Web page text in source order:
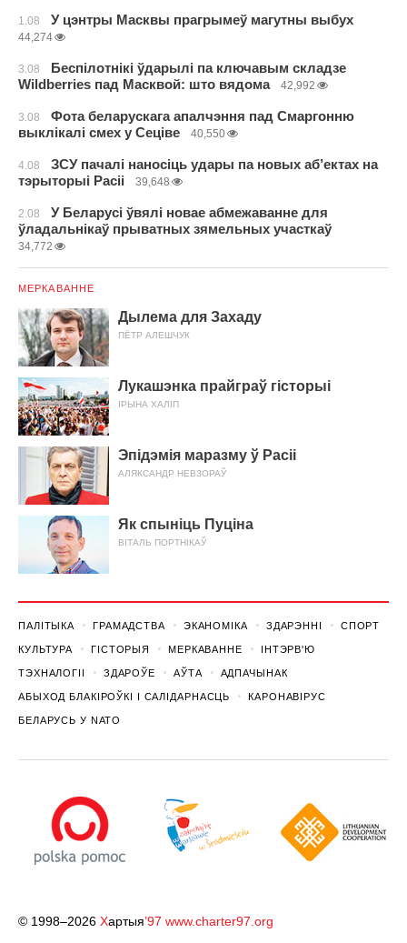
1.08 У цэнтры Масквы прагрымеў магутны выбух
44,274
3.08
Беспілотнікі ўдарылі па ключавым складзе
Wildberries пад Масквой: што вядома
42,992
3.08
Фота беларускага апалчэння пад Смаргонню
выклікалі смех у Сеціве
40,550
4.08
ЗСУ пачалі наносіць удары па новых аб’ектах на
тэрыторыі Расіі
39,648
2.08
У Беларусі ўвялі новае абмежаванне для
ўладальнікаў прыватных зямельных участкаў
34,772
МЕРКАВАННЕ
Дылема для Захаду
ПЁТР АЛЕШЧУК
Лукашэнка прайграў гісторыі
ІРЫНА ХАЛІП
Эпідэмія маразму ў Расіі
АЛЯКСАНДР НЕВЗОРАЎ
Як спыніць Пуціна
ВІТАЛЬ ПОРТНІКАЎ
ПАЛІТЫКА ГРАМАДСТВА ЭКАНОМІКА ЗДАРЭННI СПОРТ
КУЛЬТУРА ГІСТОРЫЯ МЕРКАВАННЕ ІНТЭРВ'Ю
ТЭХНАЛОГІІ ЗДАРОЎЕ АЎТА АДПАЧЫНАК
АБЫХОД БЛАКІРОЎКІ І САЛІДАРНАСЦЬ КАРОНАВІРУС
БЕЛАРУСЬ У NATO
© 1998–2026 Хартыя’97 www.charter97.org